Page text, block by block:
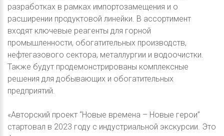
разработках в рамках импортозамещения и о
расширении продуктовой линейки. В ассортимент
входят ключевые реагенты для горной
промышленности, обогатительных производств,
нефтегазового сектора, металлургии и водоочистки.
Также будут продемонстрированы комплексные
решения для добывающих и обогатительных
предприятий.
«Авторский проект “Новые времена – Новые герои”
стартовал в 2023 году с индустриальной экскурсии. Это